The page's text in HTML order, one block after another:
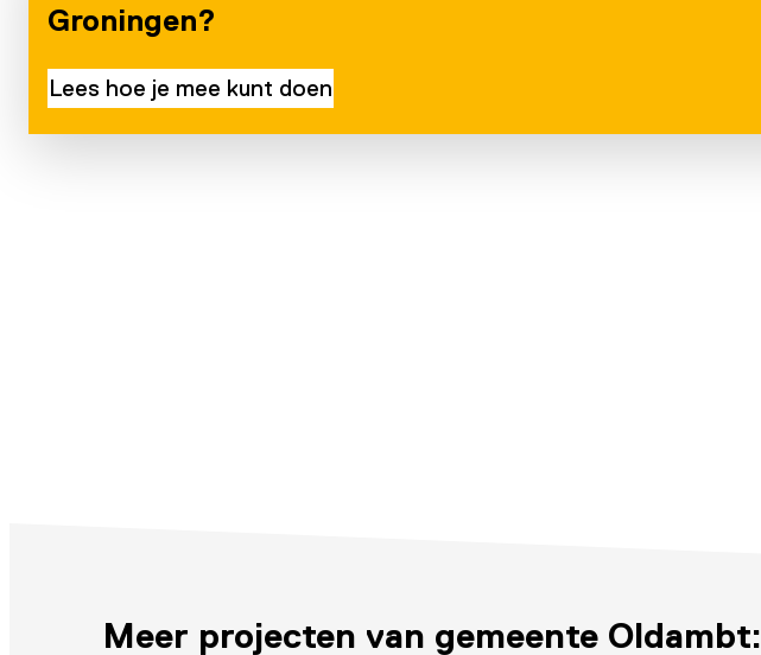
Groningen?
Lees hoe je mee kunt doen
Meer projecten van gemeente Oldambt: